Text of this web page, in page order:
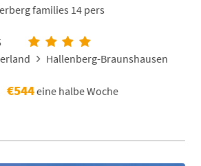
families 14 pers
Hallenberg-Braunshausen
€544eine halbe Woche